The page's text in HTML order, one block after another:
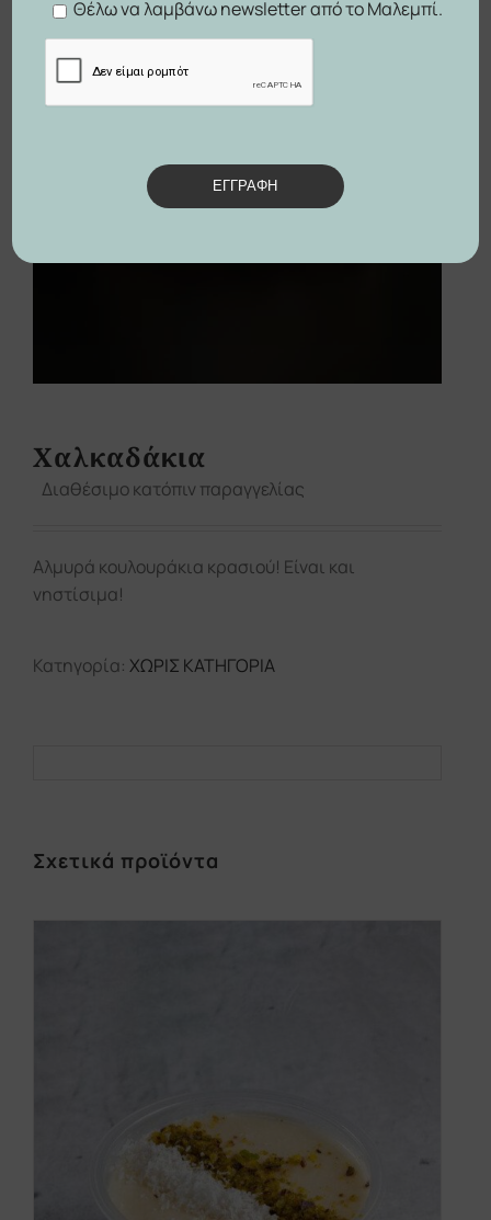
Χαλκαδάκια
Διαθέσιμο κατόπιν παραγγελίας
Αλμυρά κουλουράκια κρασιού! Είναι και
νηστίσιμα!
Κατηγορία: ΧΩΡΙΣ ΚΑΤΗΓΟΡΙΑ
Σχετικά προϊόντα
Θέλω να λαμβάνω newsletter από το Μαλεμπί.
ΕΓΓΡΑΦΗ